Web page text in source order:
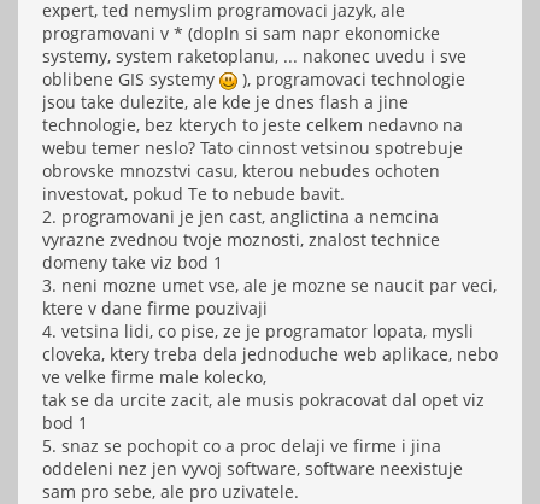
expert, ted nemyslim programovaci jazyk, ale
programovani v * (dopln si sam napr ekonomicke
systemy, system raketoplanu, ... nakonec uvedu i sve
oblibene GIS systemy
), programovaci technologie
jsou take dulezite, ale kde je dnes flash a jine
technologie, bez kterych to jeste celkem nedavno na
webu temer neslo? Tato cinnost vetsinou spotrebuje
obrovske mnozstvi casu, kterou nebudes ochoten
investovat, pokud Te to nebude bavit.
2. programovani je jen cast, anglictina a nemcina
vyrazne zvednou tvoje moznosti, znalost technice
domeny take viz bod 1
3. neni mozne umet vse, ale je mozne se naucit par veci,
ktere v dane firme pouzivaji
4. vetsina lidi, co pise, ze je programator lopata, mysli
cloveka, ktery treba dela jednoduche web aplikace, nebo
ve velke firme male kolecko,
tak se da urcite zacit, ale musis pokracovat dal opet viz
bod 1
5. snaz se pochopit co a proc delaji ve firme i jina
oddeleni nez jen vyvoj software, software neexistuje
sam pro sebe, ale pro uzivatele.